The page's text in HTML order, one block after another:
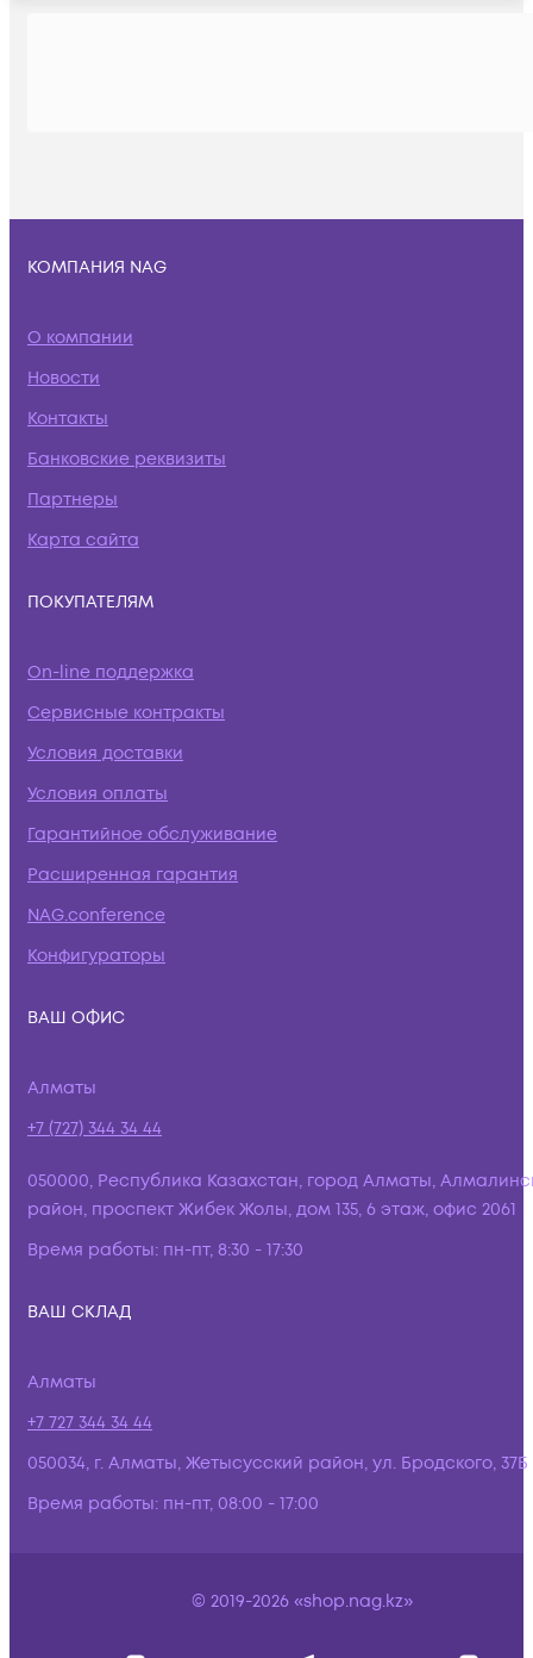
КОМПАНИЯ NAG
О компании
Новости
Контакты
Банковские реквизиты
Партнеры
Карта сайта
ПОКУПАТЕЛЯМ
On-line поддержка
Сервисные контракты
Условия доставки
Условия оплаты
Гарантийное обслуживание
Расширенная гарантия
NAG.conference
Конфигураторы
ВАШ ОФИС
Алматы
+7 (727) 344 34 44
050000, Республика Казахстан, город Алматы,
район, проспект Жибек Жолы, дом 135, 6 этаж, офис 2061
Время работы: пн-пт, 8:30 - 17:30
ВАШ СКЛАД
Алматы
+7 727 344 34 44
050034, г. Алматы, Жетысусский район, ул. Бродского, 37Б
Время работы: пн-пт, 08:00 - 17:00
© 2019-2026 «shop.nag.kz»